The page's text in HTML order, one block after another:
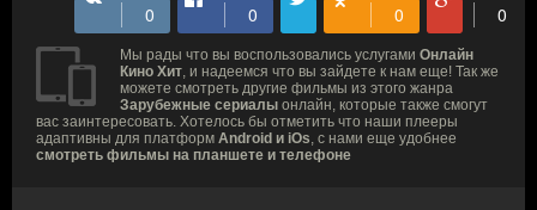
Мы рады что вы воспользовались услугами Онлайн
Кино Хит, и надеемся что вы зайдете к нам еще! Так же
можете смотреть другие фильмы из этого жанра
Зарубежные сериалы онлайн, которые также смогут
вас заинтересовать. Хотелось бы отметить что наши плееры
адаптивны для платформ Android и iOs, с нами еще удобнее
смотреть фильмы на планшете и телефоне